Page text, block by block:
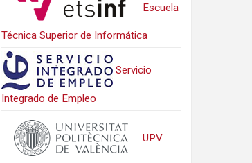
Escuela
Técnica Superior de Informática
Servicio
Integrado de Empleo
UPV